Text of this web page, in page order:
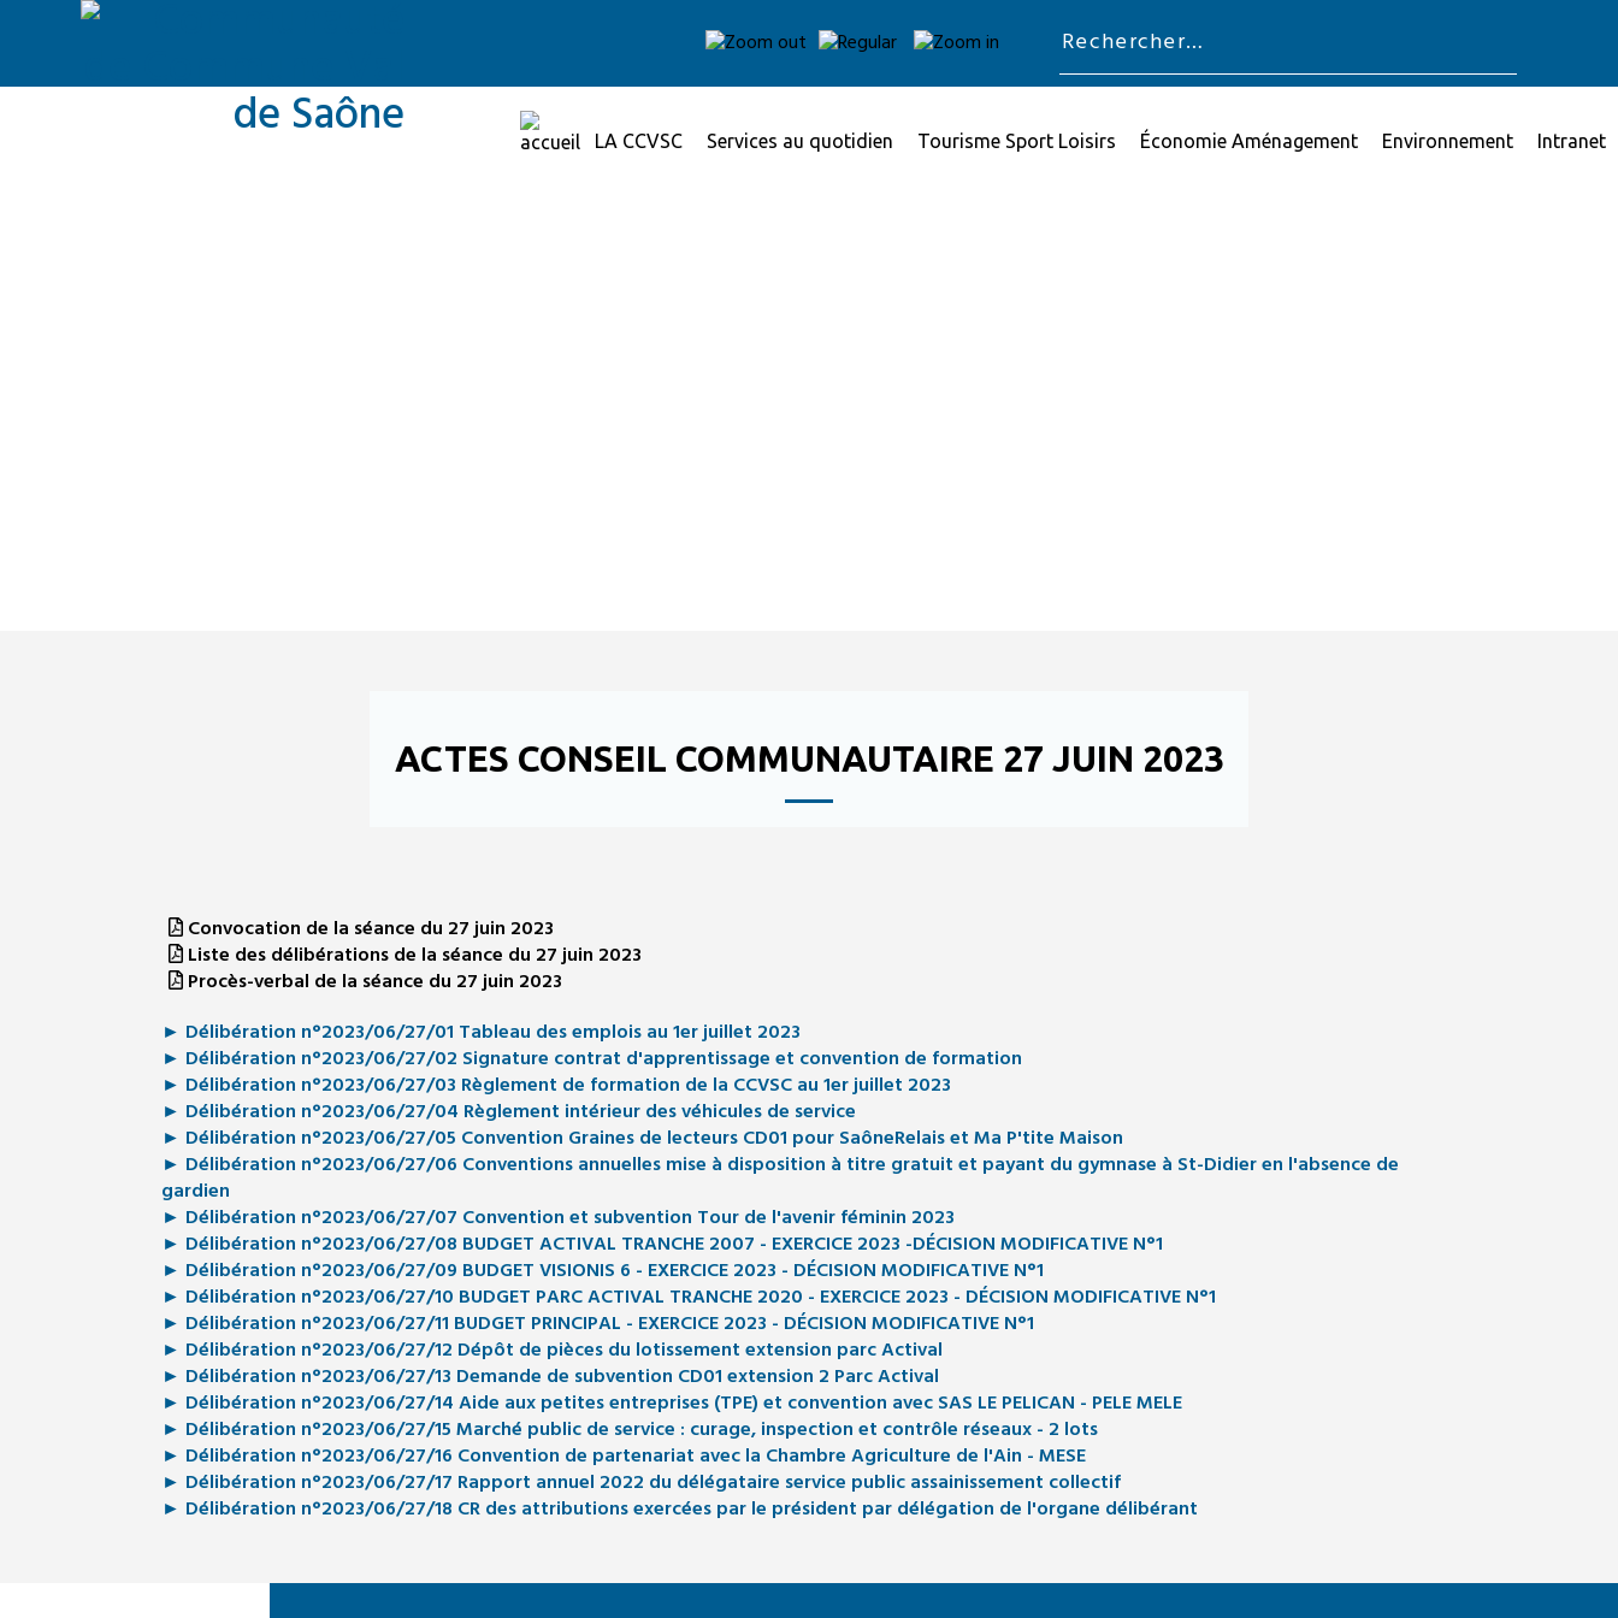
LA CCVSC Services au quotidien Tourisme Sport Loisirs Économie Aménagement Environnement Intranet
ACTES CONSEIL COMMUNAUTAIRE 27 JUIN 2023
Convocation de la séance du 27 juin 2023
Liste des délibérations de la séance du 27 juin 2023
Procès-verbal de la séance du 27 juin 2023
► Délibération n°2023/06/27/01 Tableau des emplois au 1er juillet 2023
► Délibération n°2023/06/27/02 Signature contrat d'apprentissage et convention de formation
► Délibération n°2023/06/27/03 Règlement de formation de la CCVSC au 1er juillet 2023
► Délibération n°2023/06/27/04 Règlement intérieur des véhicules de service
► Délibération n°2023/06/27/05 Convention Graines de lecteurs CD01 pour SaôneRelais et Ma P'tite Maison
► Délibération n°2023/06/27/06 Conventions annuelles mise à disposition à titre gratuit et payant du gymnase à St-Didier en l'absence de
gardien
► Délibération n°2023/06/27/07 Convention et subvention Tour de l'avenir féminin 2023
► Délibération n°2023/06/27/08 BUDGET ACTIVAL TRANCHE 2007 - EXERCICE 2023 -DÉCISION MODIFICATIVE N°1
► Délibération n°2023/06/27/09 BUDGET VISIONIS 6 - EXERCICE 2023 - DÉCISION MODIFICATIVE N°1
► Délibération n°2023/06/27/10 BUDGET PARC ACTIVAL TRANCHE 2020 - EXERCICE 2023 - DÉCISION MODIFICATIVE N°1
► Délibération n°2023/06/27/11 BUDGET PRINCIPAL - EXERCICE 2023 - DÉCISION MODIFICATIVE N°1
► Délibération n°2023/06/27/12 Dépôt de pièces du lotissement extension parc Actival
► Délibération n°2023/06/27/13 Demande de subvention CD01 extension 2 Parc Actival
► Délibération n°2023/06/27/14 Aide aux petites entreprises (TPE) et convention avec SAS LE PELICAN - PELE MELE
► Délibération n°2023/06/27/15 Marché public de service : curage, inspection et contrôle réseaux - 2 lots
► Délibération n°2023/06/27/16 Convention de partenariat avec la Chambre Agriculture de l'Ain - MESE
► Délibération n°2023/06/27/17 Rapport annuel 2022 du délégataire service public assainissement collectif
► Délibération n°2023/06/27/18 CR des attributions exercées par le président par délégation de l'organe délibérant